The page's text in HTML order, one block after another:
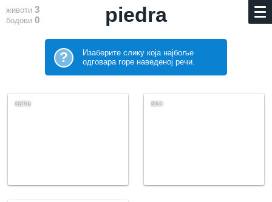
животи 3
бодови 0 piedra
?
Изаберите слику која најбоље
одговара горе наведеној речи.
капа воз